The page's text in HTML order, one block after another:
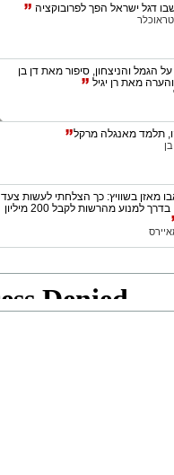
דגל ישראל הפך לפרובוקציה
על הגמל והניצחון, סיפור מאת דן בן
מאת רן יגיל
תלמד מאנגלה מרקל
מאזן בשוויץ: כך הצלחתי לעשות צעד
ראשון בדרך למנוע מהרשות לקבל 200 מיליון